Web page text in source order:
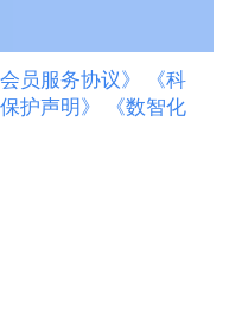
员服务协议》
《科
护声明》
《数智化